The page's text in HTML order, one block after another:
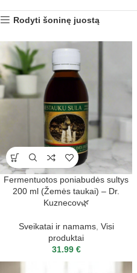
Rodyti šoninę juostą
Fermentuotos poniabudės sultys
200 ml (Žemės taukai) – Dr.
Kuznecov🌿
Sveikatai ir namams, Visi
produktai
31.99 €